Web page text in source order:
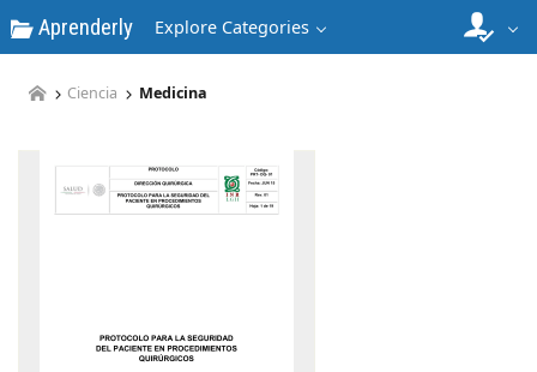
Aprenderly Explore Categories
Ciencia Medicina